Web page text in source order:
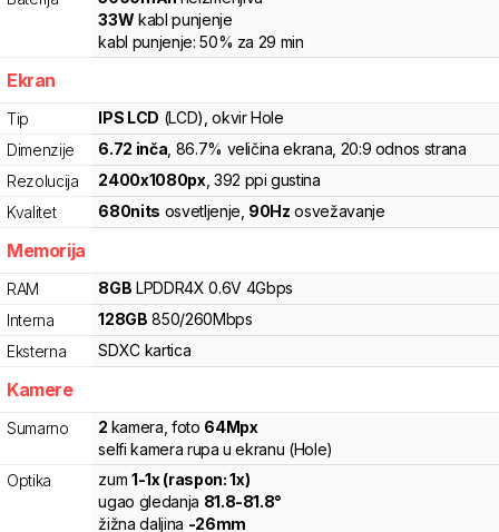
33W kabl punjenje
kabl punjenje:50% za 29 min
Ekran
Tip IPS LCD (LCD) , okvir Hole
Dimenzije
6.72 inča , 86.7% veličina ekrana , 20:9 odnos strana
Rezolucija
2400x1080px, 392 ppi gustina
Kvalitet
680nits osvetljenje 90Hz osvežavanje
Memorija
RAM 8GB LPDDR4X 0.6V 4Gbps
Interna
128GB 850/260Mbps
Eksterna
SDXC kartica
Kamere
Sumarno 2 kamera foto 64Mpx
selfi kamera rupa u ekranu (Hole)
Optika
zum1-1x (raspon:1x)
ugao gledanja 81.8-81.8°
žižna daljina -26mm